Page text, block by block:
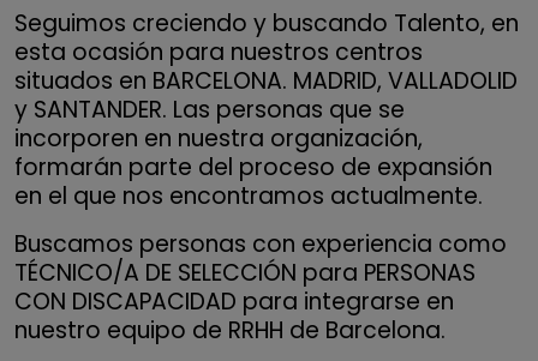
Seguimos creciendo y buscando Talento, en
esta ocasión para nuestros centros
situados en BARCELONA. MADRID, VALLADOLID
y SANTANDER. Las personas que se
incorporen en nuestra organización,
formarán parte del proceso de expansión
en el que nos encontramos actualmente.
Buscamos personas con experiencia como
TÉCNICO/A DE SELECCIÓN para PERSONAS
CON DISCAPACIDAD para integrarse en
nuestro equipo de RRHH de Barcelona.